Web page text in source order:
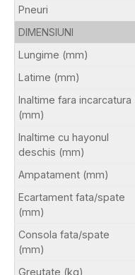
Pneuri
DIMENSIUNI
Lungime (mm)
Latime (mm)
Inaltime fara incarcatura
(mm)
Inaltime cu hayonul
deschis (mm)
Ampatament (mm)
Ecartament fata/spate
(mm)
Consola fata/spate
(mm)
Greutate (kg)